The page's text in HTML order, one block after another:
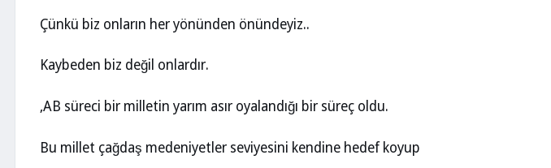
Çünkü biz onların her yönünden önündeyiz..
Kaybeden biz değil onlardır.
,AB süreci bir milletin yarım asır oyalandığı bir süreç oldu.
Bu millet çağdaş medeniyetler seviyesini kendine hedef koyup